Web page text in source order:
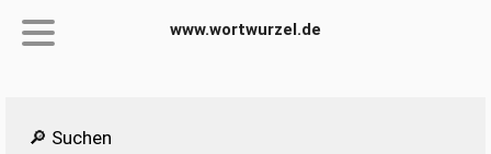
www.wortwurzel.de
🔎 Suchen